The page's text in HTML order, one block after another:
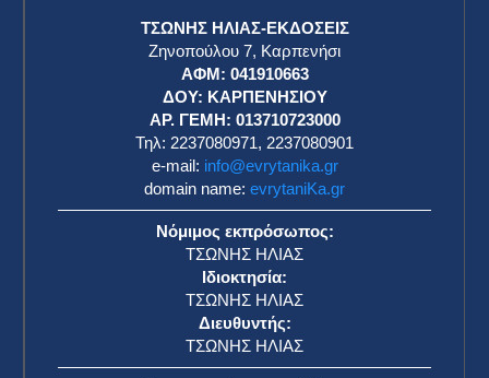
ΤΣΩΝΗΣ ΗΛΙΑΣ-ΕΚΔΟΣΕΙΣ
Ζηνοπούλου 7, Καρπενήσι
ΑΦΜ: 041910663
ΔΟΥ: ΚΑΡΠΕΝΗΣΙΟΥ
ΑΡ. ΓΕΜΗ: 013710723000
Τηλ: 2237080971, 2237080901
e-mail: info@evrytanika.gr
domain name: evrytaniKa.gr
Νόμιμος εκπρόσωπος:
ΤΣΩΝΗΣ ΗΛΙΑΣ
Ιδιοκτησία:
ΤΣΩΝΗΣ ΗΛΙΑΣ
Διευθυντής:
ΤΣΩΝΗΣ ΗΛΙΑΣ